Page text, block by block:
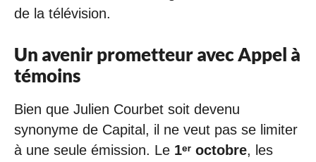
de la télévision.
Un avenir prometteur avec Appel à
témoins
Bien que Julien Courbet soit devenu
synonyme de Capital, il ne veut pas se limiter
à une seule émission. Le 1ᵉʳ octobre, les